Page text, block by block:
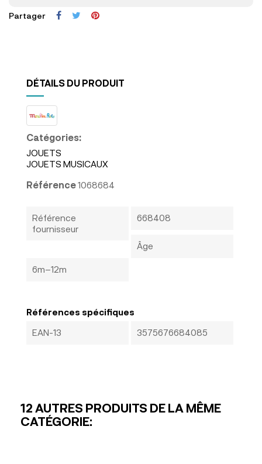
Partager
DÉTAILS DU PRODUIT
Catégories:
JOUETS
JOUETS MUSICAUX
Référence1068684
Référence
fournisseur
668408
Âge
6m–12m
Références spécifiques
EAN-13
3575676684085
12 AUTRES PRODUITS DE LA MÊME
CATÉGORIE: